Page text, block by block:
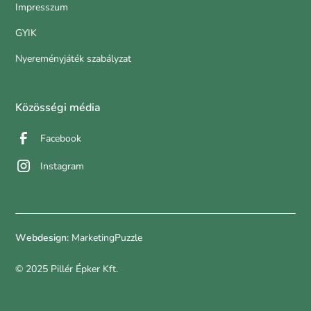
Impresszum
GYIK
Nyereményjáték szabályzat
Közösségi média
Facebook
Instagram
© 2025 Pillér Épker Kft.
Webdesign: MarketingPuzzle